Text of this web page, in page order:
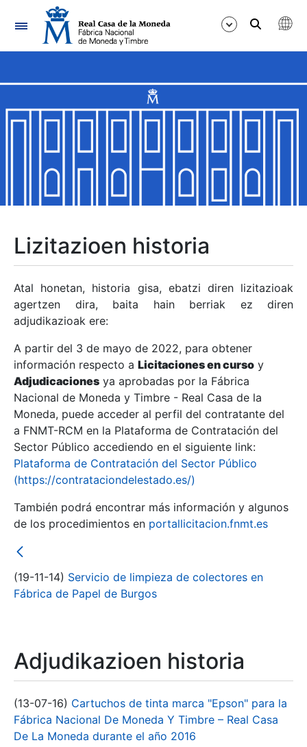
Nabigazioa
Erakutsi/Ezkutatu
Erakutsi/Ezkutatu
Erakutsi/Ezkutatu
Erakutsi/Ezkutatu
Erakutsi/Ezkutatu
Erakutsi/Ezkutatu
Erakutsi/Ezkutatu
Erakutsi/Ezkutatu
Lizitazioen historia
Atal honetan, historia gisa, ebatzi diren lizitazioak
agertzen dira, baita hain berriak ez diren
adjudikazioak ere:
A partir del 3 de mayo de 2022, para obtener
información respecto a Licitaciones en curso y
Adjudicaciones ya aprobadas por la Fábrica
Nacional de Moneda y Timbre - Real Casa de la
Moneda, puede acceder al perfil del contratante del
a FNMT-RCM en la Plataforma de Contratación del
Sector Público accediendo en el siguiente link:
Plataforma de Contratación del Sector Público
(https://contrataciondelestado.es/)
También podrá encontrar más información y algunos
de los procedimientos en portallicitacion.fnmt.es
(19-11-14) Servicio de limpieza de colectores en
Fábrica de Papel de Burgos
Adjudikazioen historia
(13-07-16) Cartuchos de tinta marca "Epson" para la
Fábrica Nacional De Moneda Y Timbre – Real Casa
De La Moneda durante el año 2016